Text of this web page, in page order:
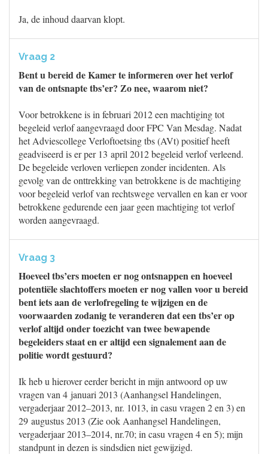
Ja, de inhoud daarvan klopt.
Vraag 2
Bent u bereid de Kamer te informeren over het verlof
van de ontsnapte tbs’er? Zo nee, waarom niet?
Voor betrokkene is in februari 2012 een machtiging tot
begeleid verlof aangevraagd door FPC Van Mesdag. Nadat
het Adviescollege Verloftoetsing tbs (AVt) positief heeft
geadviseerd is er per 13 april 2012 begeleid verlof verleend.
De begeleide verloven verliepen zonder incidenten. Als
gevolg van de onttrekking van betrokkene is de machtiging
voor begeleid verlof van rechtswege vervallen en kan er voor
betrokkene gedurende een jaar geen machtiging tot verlof
worden aangevraagd.
Vraag 3
Hoeveel tbs’ers moeten er nog ontsnappen en hoeveel
potentiële slachtoffers moeten er nog vallen voor u bereid
bent iets aan de verlofregeling te wijzigen en de
voorwaarden zodanig te veranderen dat een tbs’er op
verlof altijd onder toezicht van twee bewapende
begeleiders staat en er altijd een signalement aan de
politie wordt gestuurd?
Ik heb u hierover eerder bericht in mijn antwoord op uw
vragen van 4 januari 2013 (Aanhangsel Handelingen,
vergaderjaar 2012–2013, nr. 1013, in casu vragen 2 en 3) en
29 augustus 2013 (Zie ook Aanhangsel Handelingen,
vergaderjaar 2013–2014, nr.70; in casu vragen 4 en 5); mijn
standpunt in dezen is sindsdien niet gewijzigd.